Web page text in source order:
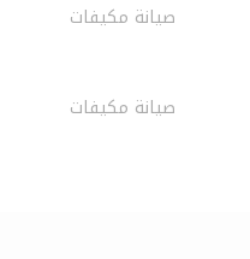
صيانة مكيفات
صيانة مكيفات